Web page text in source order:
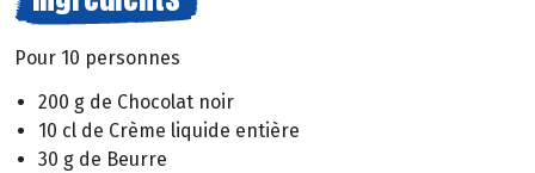
Pour 10 personnes
200 g de Chocolat noir
10 cl de Crème liquide entière
30 g de Beurre